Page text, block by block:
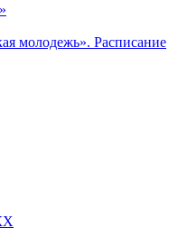
молодежь». Расписание